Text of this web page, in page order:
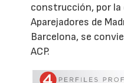
construcción, por la
Aparejadores de
Barcelona, se
ACP.